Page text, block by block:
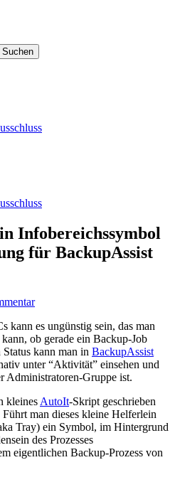
Infobereichssymbol
für BackupAssist
kann es ungünstig sein, das man
ob gerade ein Backup-Job
kann man in BackupAssist
unter “Aktivität” einsehen und
Administratoren-Gruppe ist.
kleines AutoIt-Skript geschrieben
man dieses kleine Helferlein
Tray) ein Symbol, im Hintergrund
des Prozesses
eigentlichen Backup-Prozess von